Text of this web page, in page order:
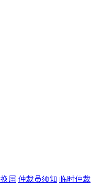
届 仲裁员须知 临时仲裁